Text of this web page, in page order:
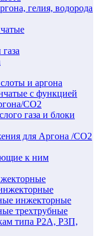
гелия, водорода
и аргона
c функцией
СО2
газа и блоки
для Аргона /СО2
к ним
инжекторные
трехтрубные
типа Р2А, Р3П,